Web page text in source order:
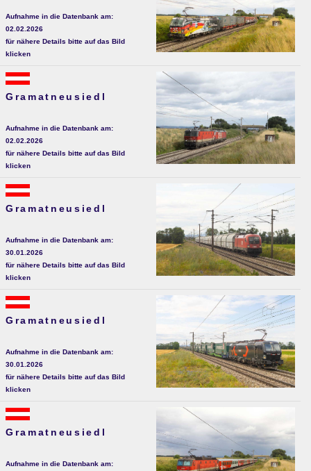
Aufnahme in die Datenbank am:
02.02.2026
für nähere Details bitte auf das Bild
klicken
Gramatneusiedl
Aufnahme in die Datenbank am:
02.02.2026
für nähere Details bitte auf das Bild
klicken
Gramatneusiedl
Aufnahme in die Datenbank am:
30.01.2026
für nähere Details bitte auf das Bild
klicken
Gramatneusiedl
Aufnahme in die Datenbank am:
30.01.2026
für nähere Details bitte auf das Bild
klicken
Gramatneusiedl
Aufnahme in die Datenbank am: